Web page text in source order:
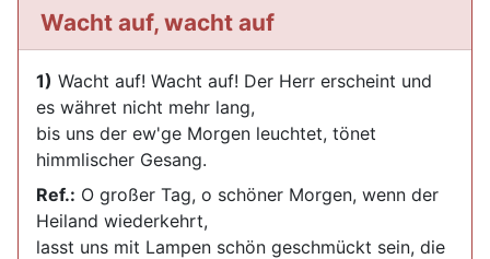
Wacht auf, wacht auf
1) Wacht auf! Wacht auf! Der Herr erscheint und
es währet nicht mehr lang,
bis uns der ew'ge Morgen leuchtet, tönet
himmlischer Gesang.
Ref.: O großer Tag, o schöner Morgen, wenn der
Heiland wiederkehrt,
lasst uns mit Lampen schön geschmückt sein, die